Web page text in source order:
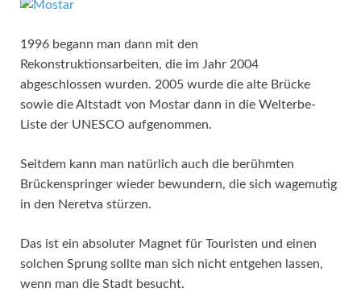
1996 begann man dann mit den
Rekonstruktionsarbeiten, die im Jahr 2004
abgeschlossen wurden. 2005 wurde die alte Brücke
sowie die Altstadt von Mostar dann in die Welterbe-
Liste der UNESCO aufgenommen.
Seitdem kann man natürlich auch die berühmten
Brückenspringer wieder bewundern, die sich wagemutig
in den Neretva stürzen.
Das ist ein absoluter Magnet für Touristen und einen
solchen Sprung sollte man sich nicht entgehen lassen,
wenn man die Stadt besucht.